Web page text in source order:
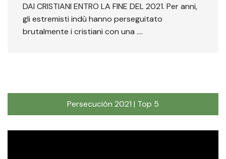
DAI CRISTIANI ENTRO LA FINE DEL 2021. Per anni,
gli estremisti indù hanno perseguitato
brutalmente i cristiani con una ….
Persecución 2021 | Top 5